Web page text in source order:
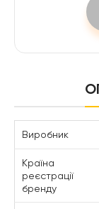
Виробник
Країна
реєстрації
бренду